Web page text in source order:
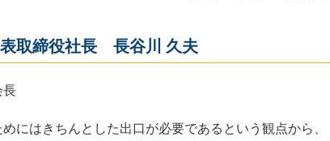
取締役社長 長谷川 久夫
長
にはきちんとした出口が必要であるという観点から、